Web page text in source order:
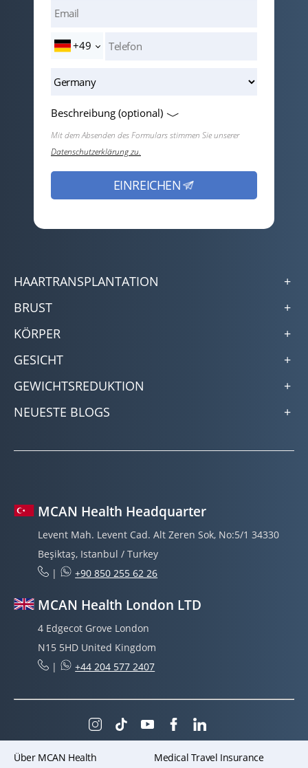
+49
Beschreibung (optional)
Mit dem Absenden des Formulars stimmen Sie unserer
Datenschutzerklärung zu.
HAARTRANSPLANTATION
BRUST
KÖRPER
GESICHT
GEWICHTSREDUKTION
NEUESTE BLOGS
MCAN Health Headquarter
Levent Mah. Levent Cad. Alt Zeren Sok, No:5/1 34330
Beşiktaş, Istanbul / Turkey
|
+90 850 255 62 26
MCAN Health London LTD
4 Edgecot Grove London
N15 5HD United Kingdom
|
+44 204 577 2407
Über MCAN Health Medical Travel Insurance